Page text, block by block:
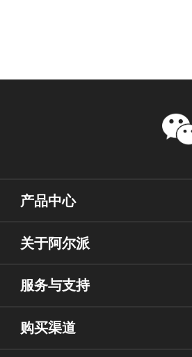
产品中心
关于阿尔派
服务与支持
购买渠道